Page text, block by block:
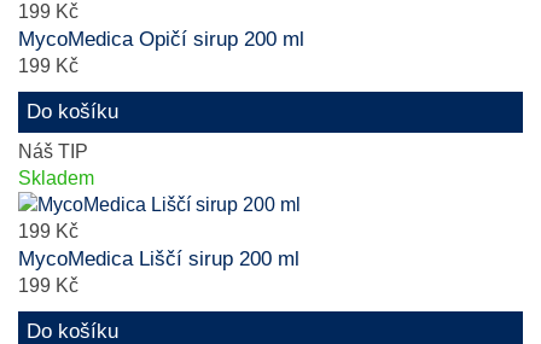
199 Kč
MycoMedica Opičí sirup 200 ml
199 Kč
Do košíku
Náš TIP
Skladem
199 Kč
MycoMedica Liščí sirup 200 ml
199 Kč
Do košíku